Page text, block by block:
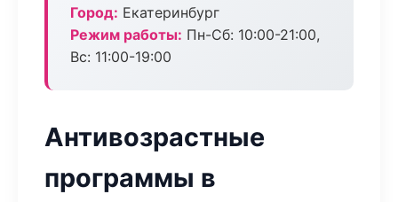
Город: Екатеринбург
Режим работы: Пн-Сб: 10:00-21:00,
Вс: 11:00-19:00
Антивозрастные
программы в